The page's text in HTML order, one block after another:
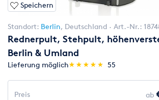
Speichern
Standort: Berlin, Deutschland Art.-Nr.:
Rednerpult, Stehpult,
Berlin & Umland
Lieferung möglich(*)
★
★
(*)★
★
(*) ★
★
(*) ★
★
(*) ★
★ 55
Preis ab